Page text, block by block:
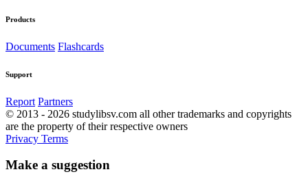
Products
Documents Flashcards
Support
Report Partners
© 2013 - 2026 studylibsv.com all other trademarks and copyrights
are the property of their respective owners
Privacy Terms
Make a suggestion